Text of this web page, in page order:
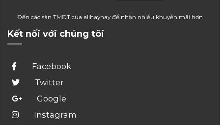
Đến các sàn TMĐT của alihayhay để nhận nhiều khuyến mãi hơn
Kết nối với chúng tôi
Facebook
Twitter
Google
Instagram